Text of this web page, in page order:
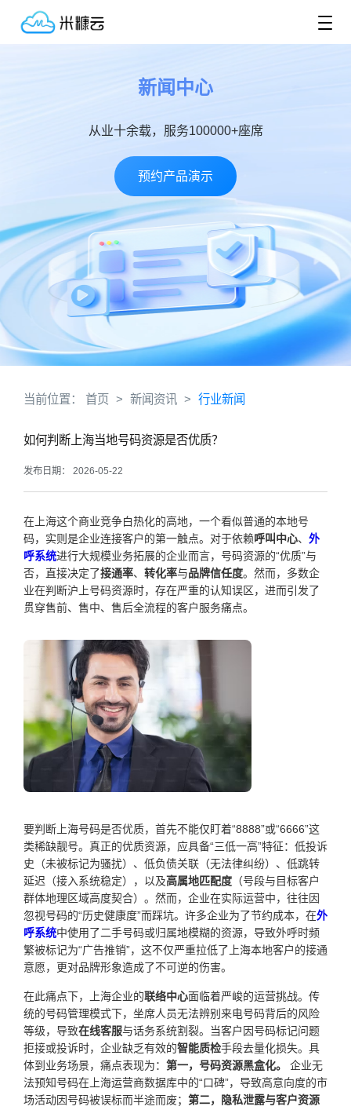
新闻中心
从业十余载，服务100000+座席
预约产品演示
当前位置： 首页 > 新闻资讯 > 行业新闻
如何判断上海当地号码资源是否优质？
发布日期： 2026-05-22
在上海这个商业竞争白热化的高地，一个看似普通的本地号
码，实则是企业连接客户的第一触点。对于依赖呼叫中心、 外
呼系统进行大规模业务拓展的企业而言，号码资源的“优质”与
否，直接决定了接通率、 转化率与品牌信任度。然而，多数企
业在判断沪上号码资源时，存在严重的认知误区，进而引发了
贯穿售前、售中、售后全流程的客户服务痛点。
要判断上海号码是否优质，首先不能仅盯着“8888”或“6666”这
类稀缺靓号。真正的优质资源，应具备“三低一高”特征：低投诉
史（未被标记为骚扰）、低负债关联（无法律纠纷）、低跳转
延迟（接入系统稳定），以及高属地匹配度 （号段与目标客户
群体地理区域高度契合）。然而，企业在实际运营中，往往因
忽视号码的“历史健康度”而踩坑。许多企业为了节约成本，在外
呼系统中使用了二手号码或归属地模糊的资源，导致外呼时频
繁被标记为“广告推销”，这不仅严重拉低了上海本地客户的接通
意愿，更对品牌形象造成了不可逆的伤害。
在此痛点下，上海企业的联络中心面临着严峻的运营挑战。传
统的号码管理模式下，坐席人员无法辨别来电号码背后的风险
等级，导致在线客服与话务系统割裂。当客户因号码标记问题
拒接或投诉时，企业缺乏有效的智能质检手段去量化损失。具
体到业务场景，痛点表现为： 第一，号码资源黑盒化。
企业无
法预知号码在上海运营商数据库中的“口碑”，导致高意向度的市
场活动因号码被误标而半途而废； 第二，隐私泄露与客户资源